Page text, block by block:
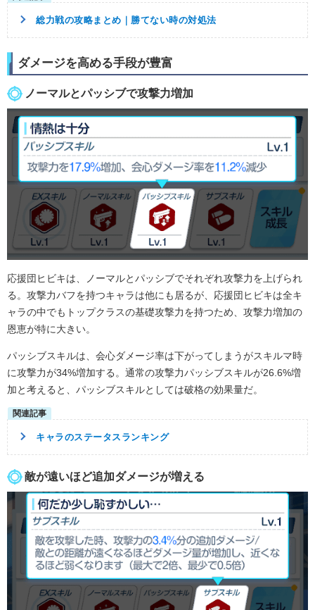
総力戦の攻略まとめ｜勝てない時の対処法
ダメージを高める手段が豊富
ノーマルとパッシブで攻撃力増加
応援団ヒビキは、ノーマルとパッシブでそれぞれ攻撃力を上げられ
る。攻撃力バフを持つキャラは他にも居るが、応援団ヒビキは全キ
ャラの中でもトップクラスの基礎攻撃力を持つため、攻撃力増加の
恩恵が特に大きい。
パッシブスキルは、会心ダメージ率は下がってしまうがスキルマ時
に攻撃力が34%増加する。通常の攻撃力パッシブスキルが26.6%増
加と考えると、パッシブスキルとしては破格の効果量だ。
キャラのステータスランキング
敵が遠いほど追加ダメージが増える